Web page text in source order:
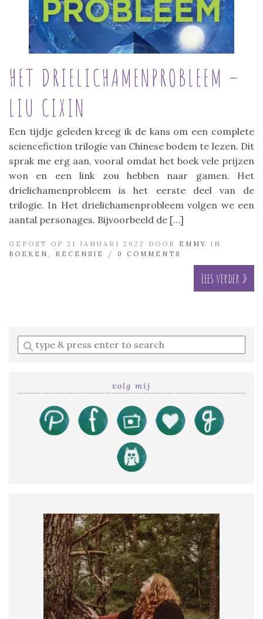
HET DRIELICHAMENPROBLEEM –
LIU CIXIN
Een tijdje geleden kreeg ik de kans om een complete
sciencefiction trilogie van Chinese bodem te lezen. Dit
sprak me erg aan, vooral omdat het boek vele prijzen
won en een link zou hebben naar gamen. Het
drielichamenprobleem is het eerste deel van de
trilogie. In Het drielichamenprobleem volgen we een
aantal personages. Bijvoorbeeld de […]
GEPOST OP 21 JANUARI 2022 DOOR EMMY
IN
BOEKEN
RECENSIE / 0 COMMENTS
Lees verder »
Enter
a
volg mij